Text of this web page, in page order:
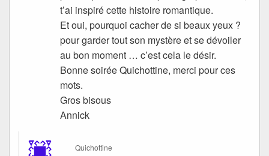
t’ai inspiré cette histoire romantique.
Et oui, pourquoi cacher de si beaux yeux ?
pour garder tout son mystère et se dévoiler
au bon moment … c’est cela le désir.
Bonne soirée Quichottine, merci pour ces
mots.
Gros bisous
Annick
Quichottine